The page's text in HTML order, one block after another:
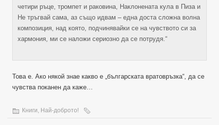
четири ръце, тромпет и раковина, Наклонената кула в Пиза и
Не тръгвай сама, аз също идвам – една доста сложна волна
композиция, над която, подчинявайки се на чувството си за
хармония, ми се наложи сериозно да се потрудя.“
Това е. Ако някой знае какво е „българската вратовръзка“, да се
чувства поканен да каже…
Книги Най-доброто!